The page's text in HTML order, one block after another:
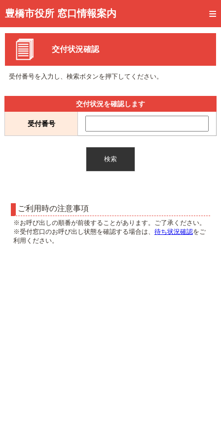
豊橋市役所 窓口情報案内
トップページ
事前予約
予約状況確認
待ち状況確認
交付状況確認
交付状況確認
受付番号を入力し、検索ボタンを押下してください。
交付状況を確認します
受付番号
ご利用時の注意事項
※お呼び出しの順番が前後することがあります。ご了承ください。
※受付窓口のお呼び出し状態を確認する場合は、 待ち状況確認をご
利用ください。